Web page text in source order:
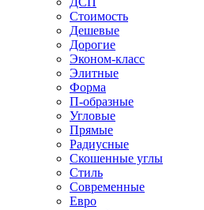
Стоимость
Дешевые
Дорогие
Эконом-класс
Элитные
Форма
П-образные
Угловые
Прямые
Радиусные
Скошенные углы
Стиль
Современные
Евро